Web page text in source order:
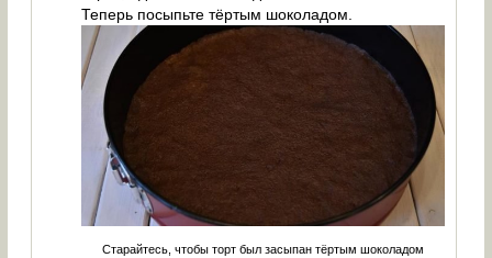
Теперь посыпьте тёртым шоколадом.
Старайтесь, чтобы торт был засыпан тёртым шоколадом